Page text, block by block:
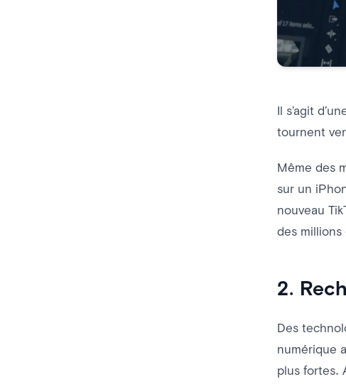
Il s’agit
tournent
Même des
sur un
nouveau
des
2.
Des
numérique
plus fortes.